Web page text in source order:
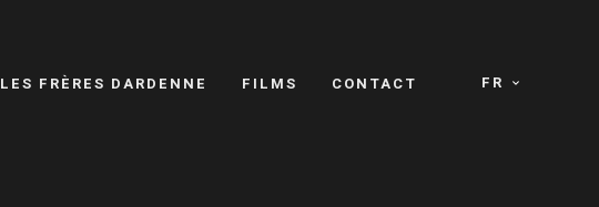
FR
LES FRÈRES DARDENNE FILMS CONTACT